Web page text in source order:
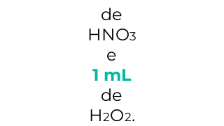
de
HNO3
e
1 mL
de
H2O2.